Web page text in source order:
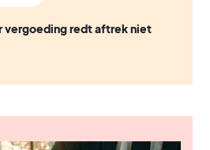
vergoeding redt aftrek niet